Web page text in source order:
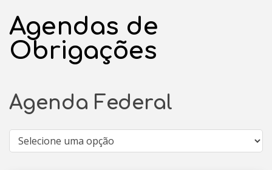
Agendas de
Obrigações
Agenda Federal